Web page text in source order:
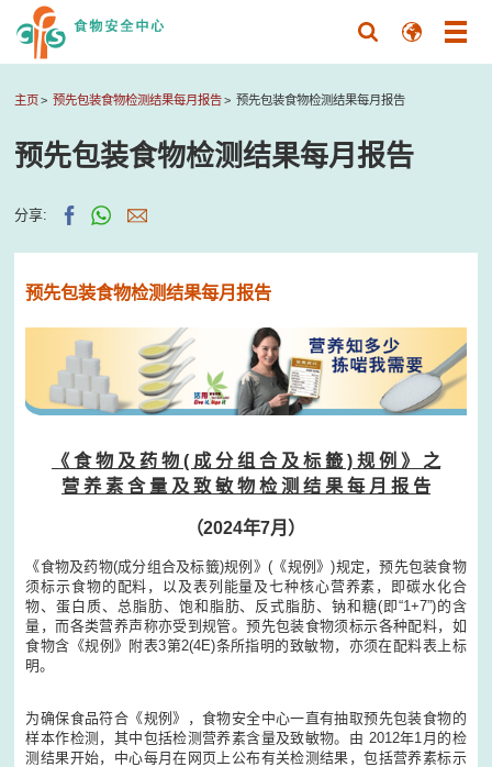
主页 预先包装食物检测结果每月报告 预先包装食物检测结果每月报告
预先包装食物检测结果每月报告
分享:
预先包装食物检测结果每月报告
《 食 物 及 药 物 ( 成 分 组 合 及 标 籤 ) 规 例 》 之
营 养 素 含 量 及 致 敏 物 检 测 结 果 每 月 报 告
（2024年7月）
《食物及药物(成分组合及标籤)规例》(《规例》)规定，预先包装食物
须标示食物的配料，以及表列能量及七种核心营养素，即碳水化合
物、蛋白质、总脂肪、饱和脂肪、反式脂肪、钠和糖(即“1+7”)的含
量，而各类营养声称亦受到规管。预先包装食物须标示各种配料，如
食物含《规例》附表3第2(4E)条所指明的致敏物，亦须在配料表上标
明。
为确保食品符合《规例》，食物安全中心一直有抽取预先包装食物的
样本作检测，其中包括检测营养素含量及致敏物。由 2012年1月的检
测结果开始，中心每月在网页上公布有关检测结果，包括营养素标示